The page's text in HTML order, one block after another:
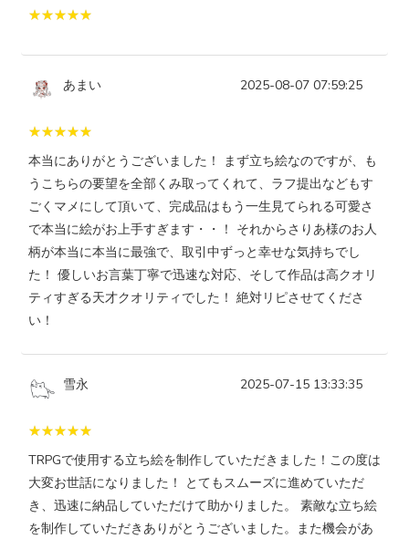
あまい 2025-08-07 07:59:25
本当にありがとうございました！ まず立ち絵なのですが、も
うこちらの要望を全部くみ取ってくれて、ラフ提出などもす
ごくマメにして頂いて、完成品はもう一生見てられる可愛さ
で本当に絵がお上手すぎます・・！ それからさりあ様のお人
柄が本当に本当に最強で、取引中ずっと幸せな気持ちでし
た！ 優しいお言葉丁寧で迅速な対応、そして作品は高クオリ
ティすぎる天才クオリティでした！ 絶対リピさせてくださ
い！
雪永 2025-07-15 13:33:35
TRPGで使用する立ち絵を制作していただきました！この度は
大変お世話になりました！ とてもスムーズに進めていただ
き、迅速に納品していただけて助かりました。 素敵な立ち絵
を制作していただきありがとうございました。また機会があ